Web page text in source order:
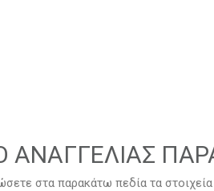
ΑΝΑΓΓΕΛΙΑΣ
στα παρακάτω πεδία τα